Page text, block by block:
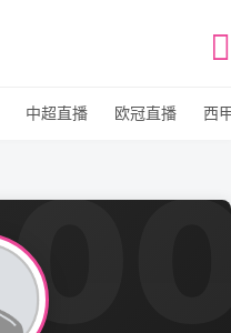
中超直播 欧冠直播 西